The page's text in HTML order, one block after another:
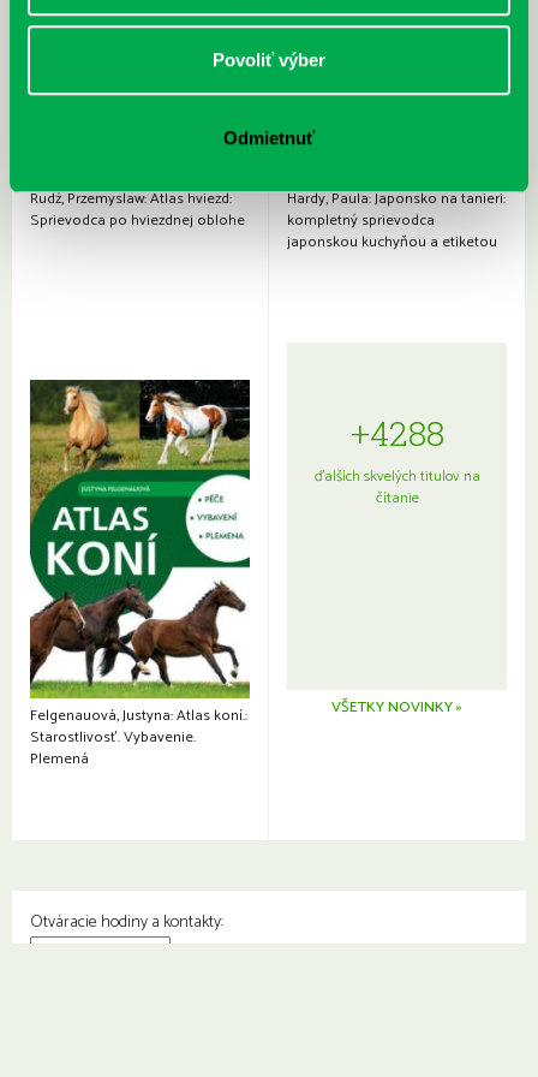
Povoliť výber
Odmietnuť
Rudź, Przemyslaw: Atlas hviezd:
Sprievodca po hviezdnej oblohe
Hardy, Paula: Japonsko na tanieri:
kompletný sprievodca
japonskou kuchyňou a etiketou
Felgenauová, Justyna: Atlas koní.:
Starostlivosť. Vybavenie.
Plemená
+4288
ďalších skvelých titulov na
čítanie
VŠETKY NOVINKY »
Otváracie hodiny a kontakty: